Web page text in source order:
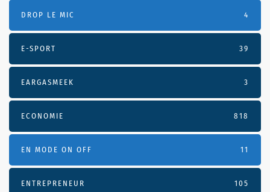
DROP LE MIC 4
E-SPORT 39
EARGASMEEK 3
ECONOMIE 818
EN MODE ON OFF 11
ENTREPRENEUR 105